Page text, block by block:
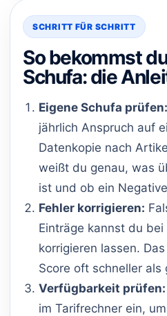
SCHRITT FÜR SCHRITT
So bekommst
Schufa: die
Eigene Schufa prüfen:
jährlich Anspruch auf
Datenkopie nach
weißt du genau, was
ist und ob ein
Fehler korrigieren:
Einträge kannst du bei
korrigieren lassen.
Score oft schneller als
Verfügbarkeit prüfen:
im Tarifrechner ein,